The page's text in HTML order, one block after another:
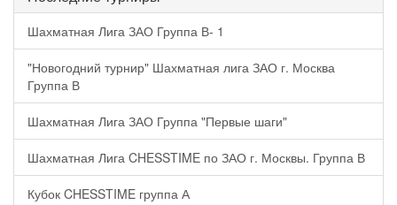
Шахматная Лига ЗАО Группа В- 1
"Новогодний турнир" Шахматная лига ЗАО г. Москва
Группа В
Шахматная Лига ЗАО Группа "Первые шаги"
Шахматная Лига CHESSTIME по ЗАО г. Москвы. Группа В
Кубок CHESSTIME группа А